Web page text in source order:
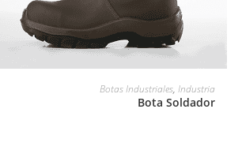
Botas Industriales,Industria
Bota Soldador